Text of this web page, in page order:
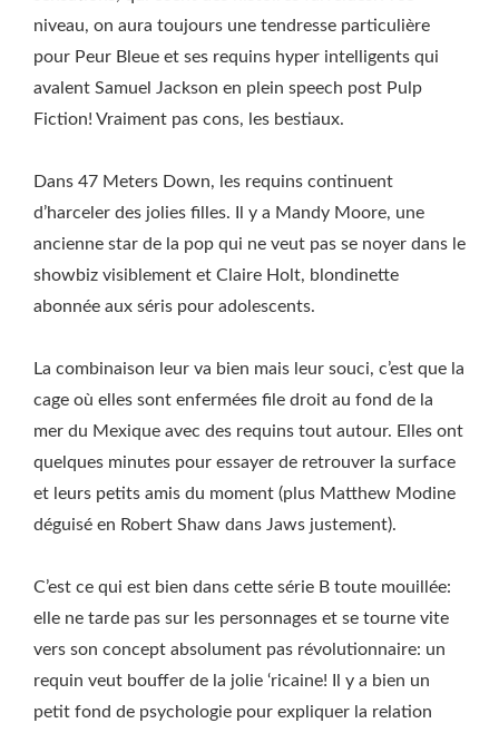
niveau, on aura toujours une tendresse particulière
pour Peur Bleue et ses requins hyper intelligents qui
avalent Samuel Jackson en plein speech post Pulp
Fiction! Vraiment pas cons, les bestiaux.
Dans 47 Meters Down, les requins continuent
d’harceler des jolies filles. Il y a Mandy Moore, une
ancienne star de la pop qui ne veut pas se noyer dans le
showbiz visiblement et Claire Holt, blondinette
abonnée aux séris pour adolescents.
La combinaison leur va bien mais leur souci, c’est que la
cage où elles sont enfermées file droit au fond de la
mer du Mexique avec des requins tout autour. Elles ont
quelques minutes pour essayer de retrouver la surface
et leurs petits amis du moment (plus Matthew Modine
déguisé en Robert Shaw dans Jaws justement).
C’est ce qui est bien dans cette série B toute mouillée:
elle ne tarde pas sur les personnages et se tourne vite
vers son concept absolument pas révolutionnaire: un
requin veut bouffer de la jolie ‘ricaine! Il y a bien un
petit fond de psychologie pour expliquer la relation